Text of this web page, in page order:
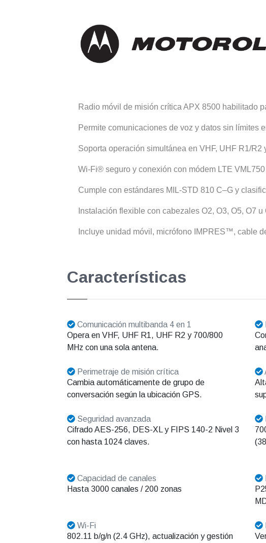
Radio móvil de misión crítica APX 8500 habilitado
Permite comunicaciones de voz y datos sin límites
Soporta operación simultánea en VHF, UHF R1/
Wi-Fi® seguro y conexión con módem LTE
Cumple con estándares MIL-STD 810 C–G y
Instalación flexible con cabezales O2, O3, O5, O7
Incluye unidad móvil, micrófono IMPRES™, cable
Características
Comunicación multibanda 4 en 1
Opera en VHF, UHF R1, UHF R2 y 700/800
MHz con una sola antena.
Perimetraje de misión crítica
Cambia automáticamente de grupo de
conversación según la ubicación GPS.
Seguridad avanzada
Cifrado AES-256, DES-XL y FIPS 140-2 Nivel 3
con hasta 1024 claves.
Capacidad de canales
Hasta 3000 canales / 200 zonas
Wi-Fi
802.11 b/g/n (2.4 GHz), actualización y gestión